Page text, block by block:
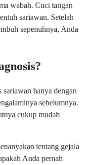
wabah. Cuci tangan
sariawan. Setelah
sepenuhnya, Anda
sariawan hanya dengan
sebelumnya.
cukup mudah
tentang gejala
Anda pernah